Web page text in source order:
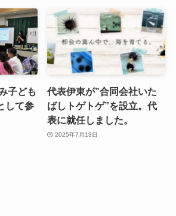
子ども
して参
代表伊東が”合同会社いた
ばしトゲトゲ”を設立。代
表に就任しました。
2025年7月13日